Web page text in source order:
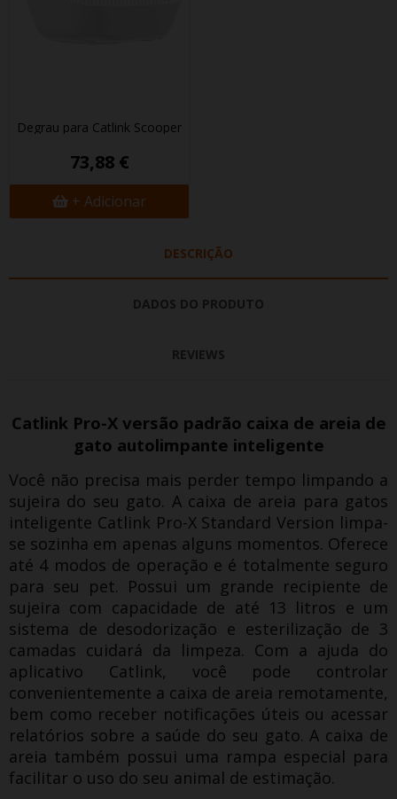
Degrau para Catlink Scooper
73,88 €
+ Adicionar
DESCRIÇÃO
DADOS DO PRODUTO
REVIEWS
Catlink Pro-X versão padrão caixa de areia de
gato autolimpante inteligente
Você não precisa mais perder tempo limpando a
sujeira do seu gato. A caixa de areia para gatos
inteligente Catlink Pro-X Standard Version limpa-
se sozinha em apenas alguns momentos. Oferece
até 4 modos de operação e é totalmente seguro
para seu pet. Possui um grande recipiente de
sujeira com capacidade de até 13 litros e um
sistema de desodorização e esterilização de 3
camadas cuidará da limpeza. Com a ajuda do
aplicativo Catlink, você pode controlar
convenientemente a caixa de areia remotamente,
bem como receber notificações úteis ou acessar
relatórios sobre a saúde do seu gato.A caixa de
areia também possui uma rampa especial para
facilitar o uso do seu animal de estimação.